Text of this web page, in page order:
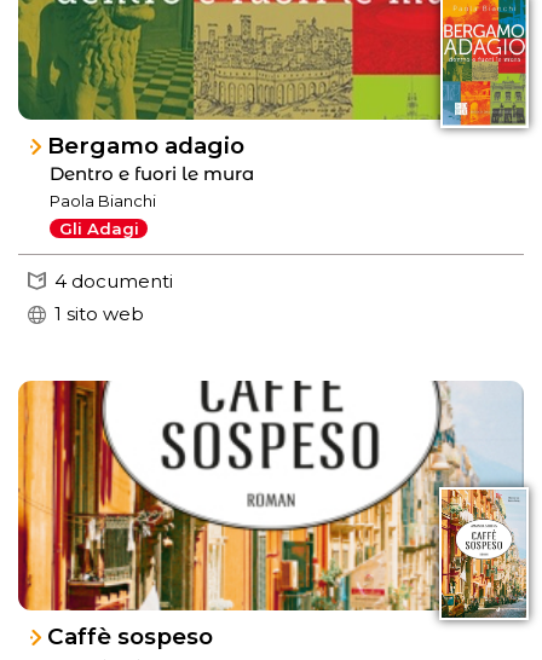
Bergamo adagio
Dentro e fuori le mura
Paola Bianchi
Gli Adagi
4 documenti
1 sito web
Caffè sospeso